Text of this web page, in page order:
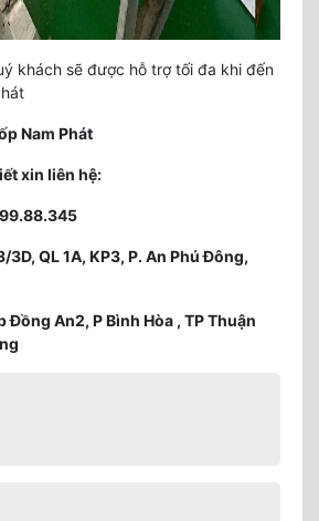
khách sẽ được hỗ trợ tối đa khi đến
Nam Phát
xin liên hệ:
3D, QL 1A, KP3, P. An Phú Đông,
Đồng An2, P Bình Hòa , TP Thuận